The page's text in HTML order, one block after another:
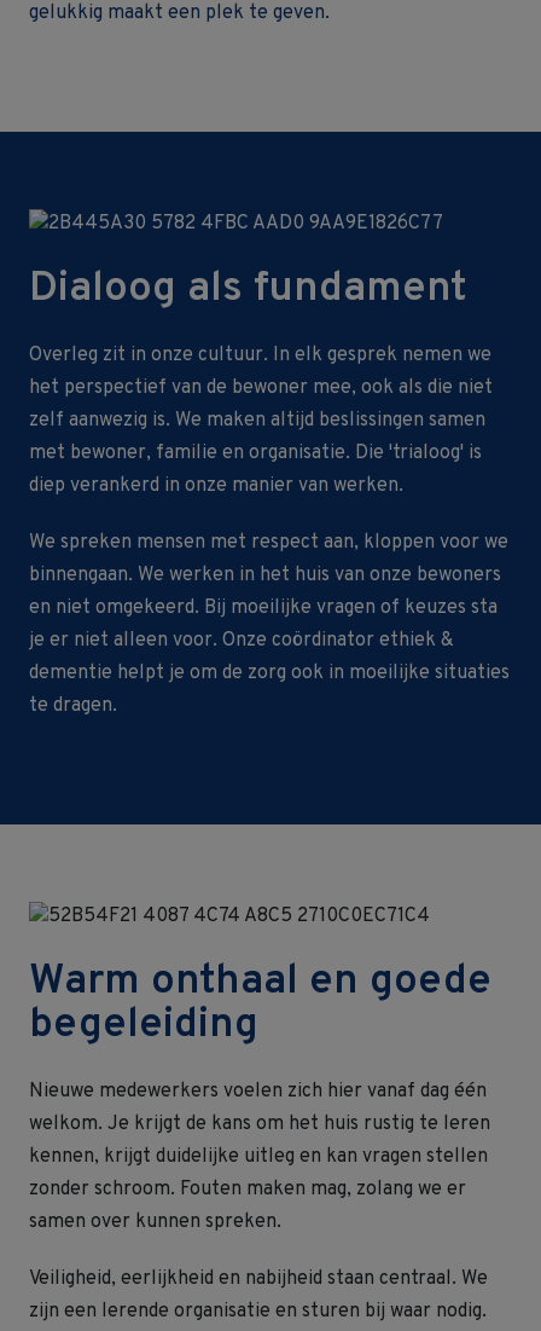
gelukkig maakt een plek te geven.
Dialoog als fundament
Overleg zit in onze cultuur. In elk gesprek nemen we
het perspectief van de bewoner mee, ook als die niet
zelf aanwezig is. We maken altijd beslissingen samen
met bewoner, familie en organisatie. Die 'trialoog' is
diep verankerd in onze manier van werken.
We spreken mensen met respect aan, kloppen voor we
binnengaan. We werken in het huis van onze bewoners
en niet omgekeerd. Bij moeilijke vragen of keuzes sta
je er niet alleen voor. Onze coördinator ethiek &
dementie helpt je om de zorg ook in moeilijke situaties
te dragen.
Warm onthaal en goede
begeleiding
Nieuwe medewerkers voelen zich hier vanaf dag één
welkom. Je krijgt de kans om het huis rustig te leren
kennen, krijgt duidelijke uitleg en kan vragen stellen
zonder schroom. Fouten maken mag, zolang we er
samen over kunnen spreken.
Veiligheid, eerlijkheid en nabijheid staan centraal. We
zijn een lerende organisatie en sturen bij waar nodig.